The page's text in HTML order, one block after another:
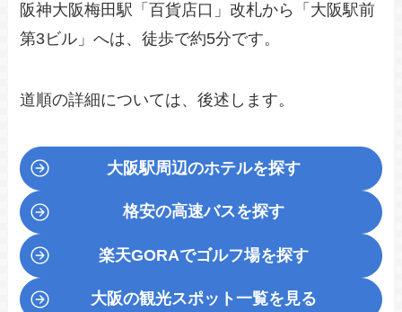
阪神大阪梅田駅「百貨店口」改札から「大阪駅前
第3ビル」へは、徒歩で約5分です。
道順の詳細については、後述します。
大阪駅周辺のホテルを探す
格安の高速バスを探す
楽天GORAでゴルフ場を探す
大阪の観光スポット一覧を見る